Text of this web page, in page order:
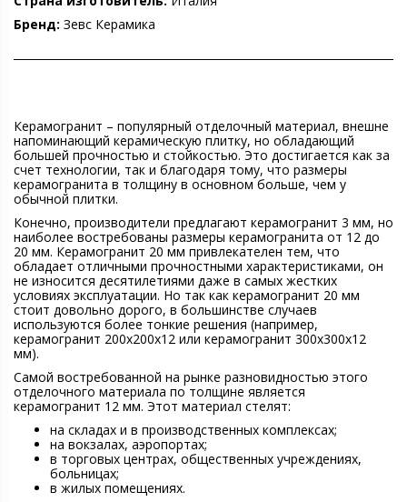
Бренд: Зевс Керамика
Керамогранит – популярный отделочный материал, внешне
напоминающий керамическую плитку, но обладающий
большей прочностью и стойкостью. Это достигается как за
счет технологии, так и благодаря тому, что размеры
керамогранита в толщину в основном больше, чем у
обычной плитки.
Конечно, производители предлагают керамогранит 3 мм, но
наиболее востребованы размеры керамогранита от 12 до
20 мм. Керамогранит 20 мм привлекателен тем, что
обладает отличными прочностными характеристиками, он
не износится десятилетиями даже в самых жестких
условиях эксплуатации. Но так как керамогранит 20 мм
стоит довольно дорого, в большинстве случаев
используются более тонкие решения (например,
керамогранит 200х200х12 или керамогранит 300х300х12
мм).
Самой востребованной на рынке разновидностью этого
отделочного материала по толщине является
керамогранит 12 мм. Этот материал стелят:
на складах и в производственных комплексах;
на вокзалах, аэропортах;
в торговых центрах, общественных учреждениях,
больницах;
в жилых помещениях.